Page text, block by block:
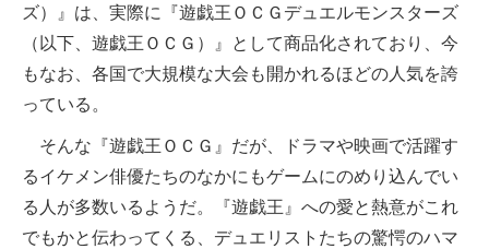
ズ）』は、実際に『遊戯王ＯＣＧデュエルモンスターズ
（以下、遊戯王ＯＣＧ）』として商品化されており、今
もなお、各国で大規模な大会も開かれるほどの人気を誇
っている。
そんな『遊戯王ＯＣＧ』だが、ドラマや映画で活躍す
るイケメン俳優たちのなかにもゲームにのめり込んでい
る人が多数いるようだ。『遊戯王』への愛と熱意がこれ
でもかと伝わってくる、デュエリストたちの驚愕のハマ